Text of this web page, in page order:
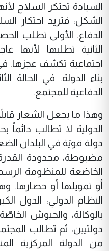
السيادة تحتكر السلاح
الشكل، فتريد احتكار
الدفاع. الأولى تطلب
الثانية تطلبها
اجتماعية تكشف عجزها. في
بناء الدولة. في الحالة
الدفاعية للمجتمع.
وهذا ما يجعل الشعار
الدولية لا تطالب دائماً
دولة قويّة في البلدان
مضبوطة، محدودة
الخاضعة للمنظومة
أو تمويلها أو حصارها.
النظام الدولي: الدول
بالوكالة، والجيوش
دولتيين، ثم تطالب
من الدولة المركزية